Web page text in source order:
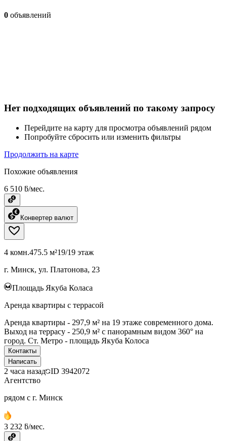
0 объявлений
Нет подходящих объявлений по такому запросу
Перейдите на карту для просмотра объявлений рядом
Попробуйте сбросить или изменить фильтры
Продолжить на карте
Похожие объявления
6 510 ƃ/мес.
Конвертер валют
4 комн.475.5 м²19/19 этаж
г. Минск, ул. Платонова, 23
Площадь Якуба Коласа
Аренда квартиры с террасой
Аренда квартиры - 297,9 м² на 19 этаже современного дома.
Выход на террасу - 250,9 м² с панорамным видом 360° на
город. Ст. Метро - площадь Якуба Колоса
Контакты
Написать
2 часа назад ID 3942072
Агентство
рядом с г. Минск
3 232 ƃ/мес.